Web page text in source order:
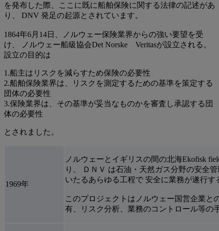
を発布した際、ここに既に船舶保険に関する法律の記述があ
り、 DNV 発足の起源とされています。
1864年6月14日、ノルウェー保険業界からの強い要望を受
け、 ノルウェー船級協会Det Norske Veritasが設立される。
設立の目的は
1.船主はリスクを減らすため保険の必要性
2.船舶保険業界は、リスクを測定するための基準を策定する
団体の必要性
3.保険業界は、その基準が妥当なものかを審査し承認する団
体の必要性
とされました。
1969年
ノルウェーとイギリスの間の北海Ekofisk
り、 ＤＮＶ は石油・天然ガス分野の安全
いたるあらゆる工程で 安全に業務が遂行
このプロジェクトはノルウェー国営企業と
有、リスク分析、業務のコントロール等の